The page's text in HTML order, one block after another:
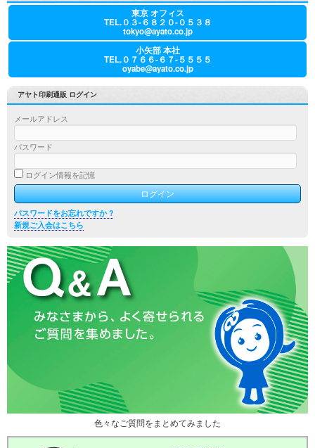
東京 オフィス
TEL.０３-６８２０-０５３８
tokyo@ayato.co.jp
小矢部 本社
TEL.０７６６-６７-５５５５
oyabe@ayato.co.jp
アヤト印刷通販 ログイン
メールアドレス
パスワード
ログイン情報を記憶
パスワードをお忘れですか ?
新規ご入会はこちら
色々なご質問をまとめてみました